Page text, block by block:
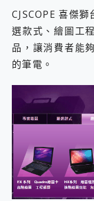
CJSCOPE 喜傑
選款式、繪圖工
品，讓消費者能
的筆電。